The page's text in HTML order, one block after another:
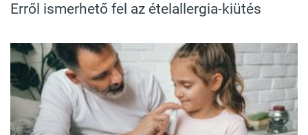
Erről ismerhető fel az ételallergia-kiütés